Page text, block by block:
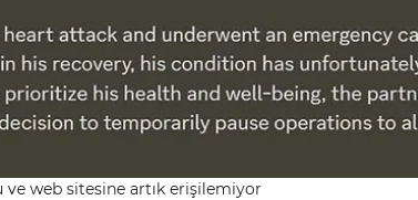
web sitesine artık erişilemiyor